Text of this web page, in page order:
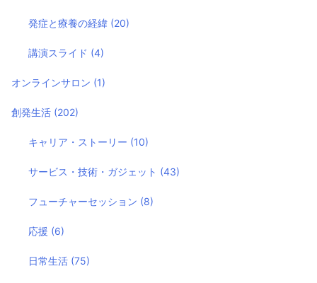
発症と療養の経緯 (20)
講演スライド (4)
オンラインサロン (1)
創発生活 (202)
キャリア・ストーリー (10)
サービス・技術・ガジェット (43)
フューチャーセッション (8)
応援 (6)
日常生活 (75)